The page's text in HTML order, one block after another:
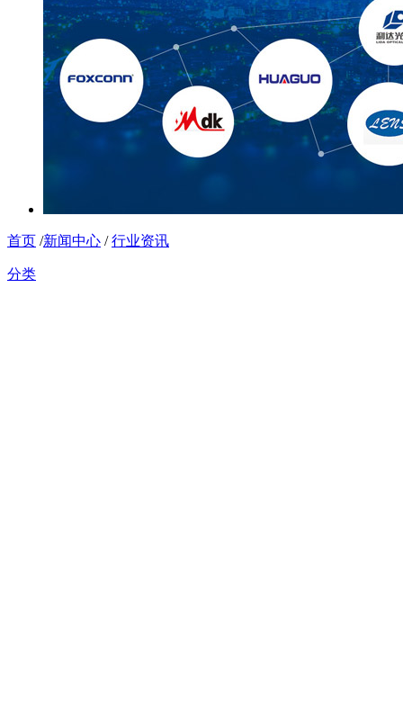
首页 /新闻中心 /行业资讯
分类